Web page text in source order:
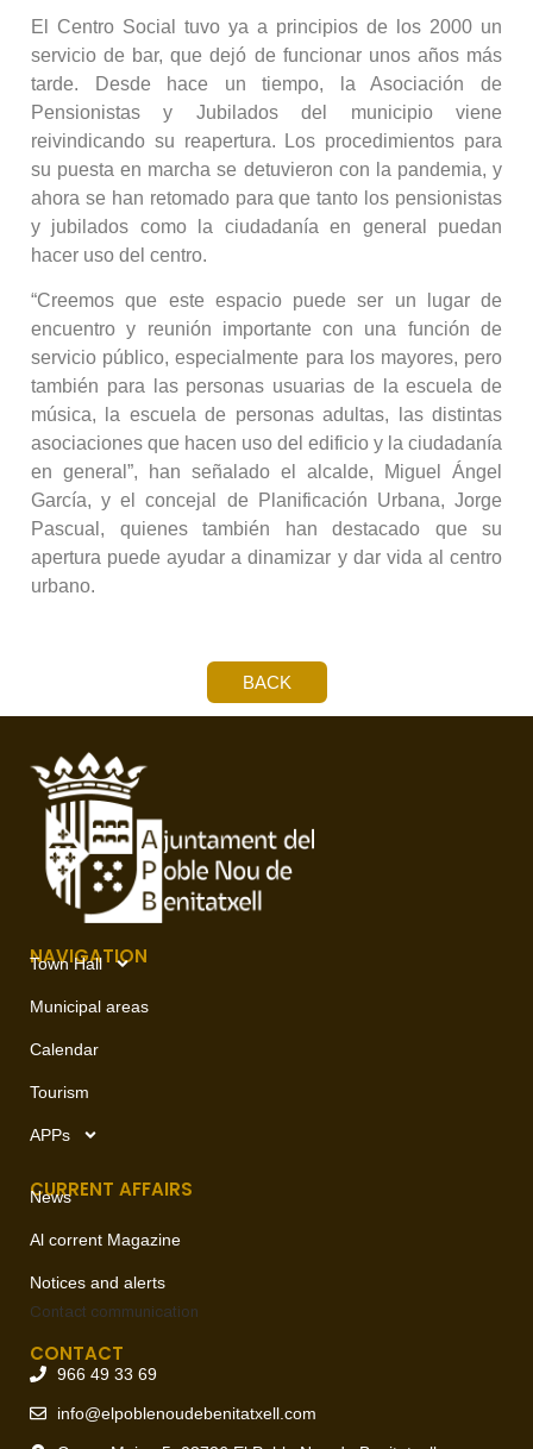
El Centro Social tuvo ya a principios de los 2000 un
servicio de bar, que dejó de funcionar unos años más
tarde. Desde hace un tiempo, la Asociación de
Pensionistas y Jubilados del municipio viene
reivindicando su reapertura. Los procedimientos para
su puesta en marcha se detuvieron con la pandemia, y
ahora se han retomado para que tanto los pensionistas
y jubilados como la ciudadanía en general puedan
hacer uso del centro.
“Creemos que este espacio puede ser un lugar de
encuentro y reunión importante con una función de
servicio público, especialmente para los mayores, pero
también para las personas usuarias de la escuela de
música, la escuela de personas adultas, las distintas
asociaciones que hacen uso del edificio y la ciudadanía
en general”, han señalado el alcalde, Miguel Ángel
García, y el concejal de Planificación Urbana, Jorge
Pascual, quienes también han destacado que su
apertura puede ayudar a dinamizar y dar vida al centro
urbano.
BACK
NAVIGATION
Town Hall
Municipal areas
Calendar
Tourism
APPs
CURRENT AFFAIRS
News
Al corrent Magazine
Notices and alerts
Contact communication
CONTACT
966 49 33 69
info@elpoblenoudebenitatxell.com